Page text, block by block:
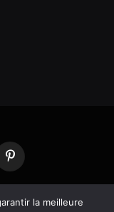
Pinterest
la meilleure